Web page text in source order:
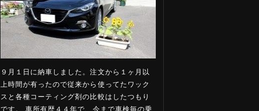
９月１日に納車しました。注文から１ヶ月以
上時間が有ったので従来から使ってたワック
スと各種コーティング剤の比較はしたつもり
です。 車所有歴４４年で、今まで車検毎の乗